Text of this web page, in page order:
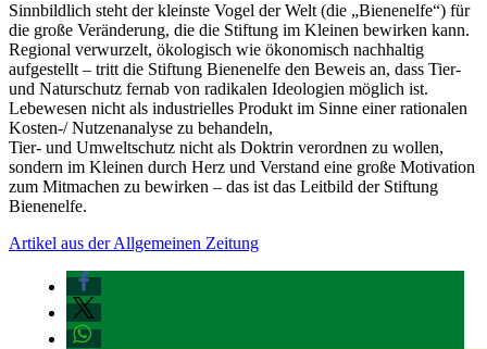
Sinnbildlich steht der kleinste Vogel der Welt (die „Bienenelfe“) für
die große Veränderung, die die Stiftung im Kleinen bewirken kann.
Regional verwurzelt, ökologisch wie ökonomisch nachhaltig
aufgestellt – tritt die Stiftung Bienenelfe den Beweis an, dass Tier-
und Naturschutz fernab von radikalen Ideologien möglich ist.
Lebewesen nicht als industrielles Produkt im Sinne einer rationalen
Kosten-/ Nutzenanalyse zu behandeln,
Tier- und Umweltschutz nicht als Doktrin verordnen zu wollen,
sondern im Kleinen durch Herz und Verstand eine große Motivation
zum Mitmachen zu bewirken – das ist das Leitbild der Stiftung
Bienenelfe.
Artikel aus der Allgemeinen Zeitung